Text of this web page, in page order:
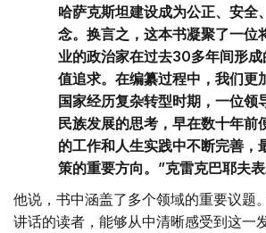
哈萨克斯坦建设成为公正、安全
念。换言之，这本书凝聚了一位
业的政治家在过去30多年间形
值追求。在编纂过程中，我们更
国家经历复杂转型时期，一位领
民族发展的思考，早在数十年前
的工作和人生实践中不断完善，
策的重要方向。”克雷克巴耶夫表
他说，书中涵盖了多个领域的重要议题
讲话的读者，能够从中清晰感受到这一